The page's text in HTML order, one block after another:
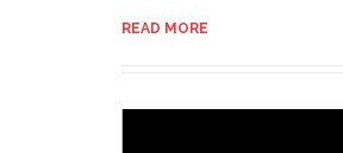
READ MORE